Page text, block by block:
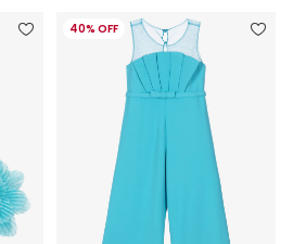
40% OFF